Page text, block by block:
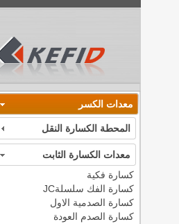
معدات الكسر
المحطة الكسارة النقل
معدات الكسارة الثابت
كسارة فكية
كسارة الفك سلسلةJC
كسارة الصدمية الاول
كسارة الصدم العودة